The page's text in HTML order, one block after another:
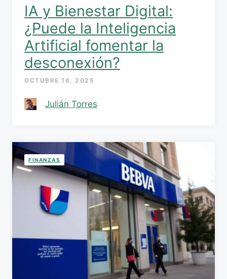
IA y Bienestar Digital:
¿Puede la Inteligencia
Artificial fomentar la
desconexión?
OCTUBRE 16, 2025
Julián Torres
FINANZAS